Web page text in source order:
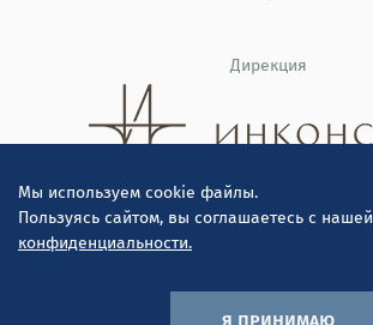
Мы используем cookie файлы.
Пользуясь сайтом, вы соглашаетесь с нашей
конфиденциальности.
я принимаю
Дирекция
© ООО "Инконсалт К" 2010-2026